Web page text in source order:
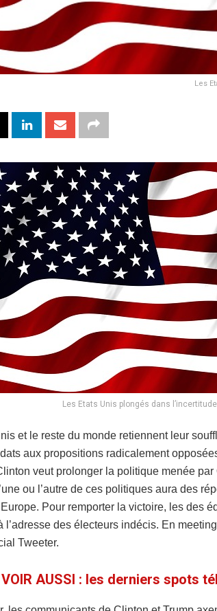
Les
Les Etats Unis plongés dans
et le reste du monde retiennent leur
aux propositions radicalement
veut prolonger la politique menée
ou l’autre de ces politiques aura des
Pour remporter la victoire, les des
l’adresse des électeurs indécis. En
Tweeter.
AUSSI : les derniers spots